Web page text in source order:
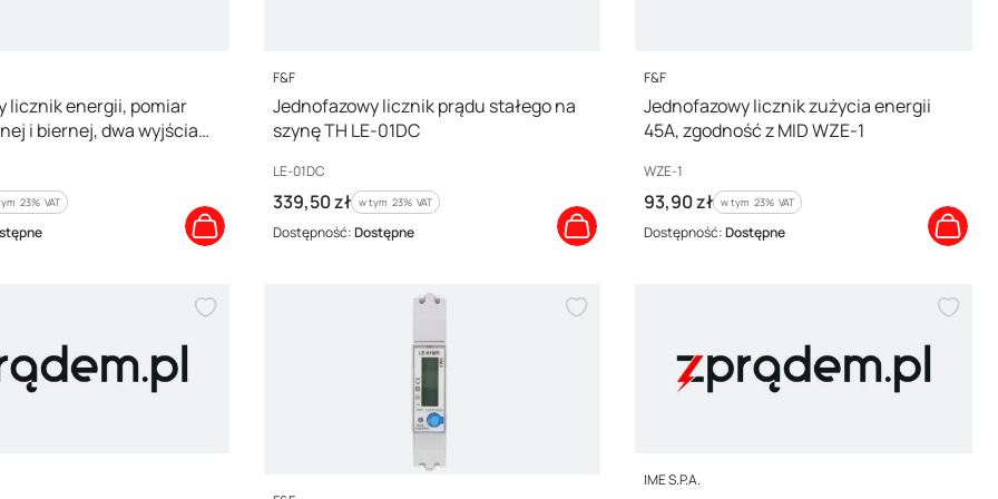
licznik energii, pomiar
i biernej, dwa wyjścia
%s VAT
23% VAT
PRODUCENT
F&F
Jednofazowy licznik prądu stałego na
szynę TH LE-01DC
Kod producenta
LE-01DC
Cena brutto
339,50 zł w tym %s VAT
w tym 23% VAT
Dostępność:Dostępne
PRODUCENT
F&F
Jednofazowy licznik zużycia energii
45A, zgodność z MID WZE-1
Kod producenta
WZE-1
Cena brutto
93,90 zł w tym %s VAT
w tym 23% VAT
Dostępność:Dostępne
PRODUCENT
IME S.P.A.